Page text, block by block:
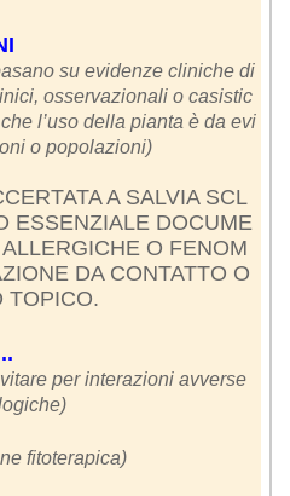
su evidenze cliniche di
osservazionali o casistic
l’uso della pianta è da evi
o popolazioni)
A SALVIA SCL
ESSENZIALE DOCUME
O FENOM
DA CONTATTO O
TOPICO.
per interazioni avverse
fitoterapica)